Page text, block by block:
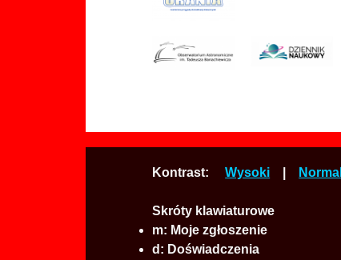
Kontrast: Wysoki
Skróty klawiaturowe
m: Moje zgłoszenie
d: Doświadczenia